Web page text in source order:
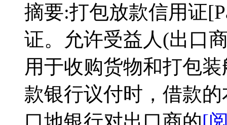
摘要:打包放款信用证
证。允许受益人(出口
用于收购货物和打包
款银行议付时，借款